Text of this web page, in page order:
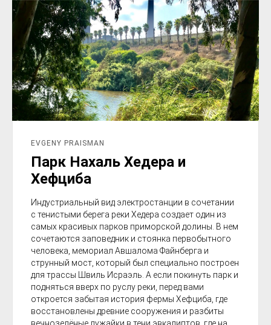
EVGENY PRAISMAN
Парк Нахаль Хедера и
Хефциба
Индустриальный вид электростанции в сочетании
с тенистыми берега реки Хедера создает один из
самых красивых парков приморской долины. В нем
сочетаются заповедник и стоянка первобытного
человека, мемориал Авшалома Файнберга и
струнный мост, который был специально построен
для трассы Швиль Исраэль. А если покинуть парк и
подняться вверх по руслу реки, перед вами
откроется забытая история фермы Хефциба, где
восстановлены древние сооружения и разбиты